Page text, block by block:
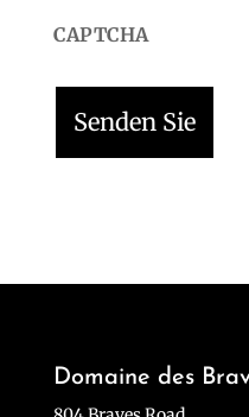
CAPTCHA
Domaine des